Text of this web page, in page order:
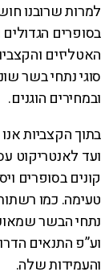
למרות שרובנו
בסופרים
האטליזים
סוגי נתחי בשר
ובמחירים הוגנים.
בתוך הקצביות
ועד לאנטריקוט
קונים בסופרים
טעימה. כמו
נתחי הבשר
וע”פ התנאים
והעמידות שלה.